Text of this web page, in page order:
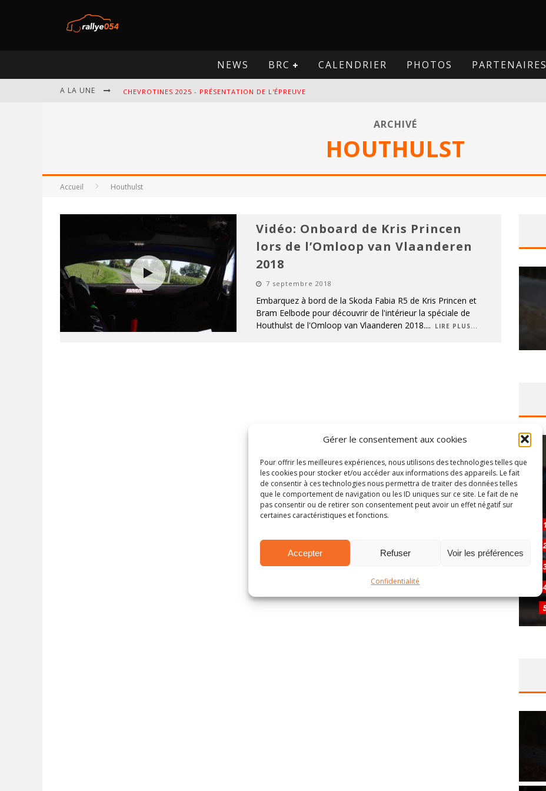
Gérer le consentement aux cookies
Pour offrir les meilleures expériences, nous utilisons des technologies telles que
les cookies pour stocker et/ou accéder aux informations des appareils. Le fait
de consentir à ces technologies nous permettra de traiter des données telles
que le comportement de navigation ou les ID uniques sur ce site. Le fait de ne
pas consentir ou de retirer son consentement peut avoir un effet négatif sur
certaines caractéristiques et fonctions.
Accepter Refuser Voir les préférences
Confidentialité
NEWS BRC CALENDRIER PHOTOS PARTENAIRES
A LA UNE CHEVROTINES 2025 - PRÉSENTATION DE L'ÉPREUVE
ARCHIVÉ
HOUTHULST
Accueil Houthulst
Vidéo: Onboard de Kris Princen
lors de l’Omloop van Vlaanderen
2018
7 septembre 2018
Embarquez à bord de la Skoda Fabia R5 de Kris Princen et
Bram Eelbode pour découvrir de l'intérieur la spéciale de
Houthulst de l'Omloop van Vlaanderen 2018.... LIRE PLUS...